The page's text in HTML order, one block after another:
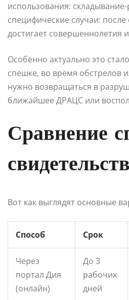
использования:
специфические случаи:
достигает совершеннолетия
Особенно актуально это
спешке, во время обстрелов
нужно возвращаться в
ближайшее ДРАЦС или
Сравнение
Вот как выглядят основные
Способ Срок
Через
портал Дия
(онлайн)
До 3
рабочих
дней